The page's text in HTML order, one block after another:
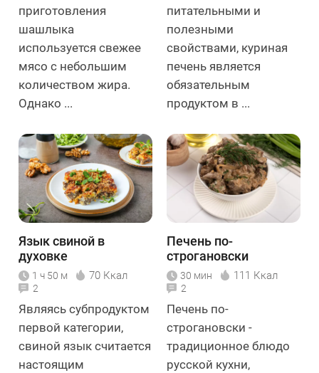
приготовления
шашлыка
используется свежее
мясо с небольшим
количеством жира.
Однако ...
питательными и
полезными
свойствами, куриная
печень является
обязательным
продуктом в ...
Язык свиной в
духовке
1 ч 50 м 70 Ккал
2
Являясь субпродуктом
первой категории,
свиной язык считается
настоящим
Печень по-
строгановски
30 мин 111 Ккал
2
Печень по-
строгановски -
традиционное блюдо
русской кухни,